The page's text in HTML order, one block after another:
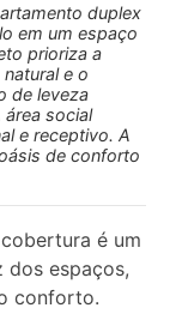
duplex
em um espaço
prioriza a
e o
de leveza
área social
e receptivo. A
de conforto
é um
dos espaços,
conforto.